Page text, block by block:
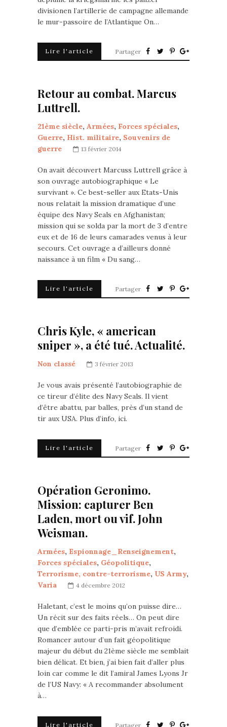
divisionen l’artillerie de campagne allemande
le mur-passoire de l’Atlantique On…
Lire l'article Partager
Retour au combat. Marcus
Luttrell.
21ème siècle, Armées, Forces spéciales,
Guerre, Hist. militaire, Souvenirs de
guerre
13 février 2014
On avait découvert Marcuss Luttrell grâce à
son ouvrage autobiographique « Le
survivant ». Ce best-seller aux Etats-Unis
nous relatait la mission dramatique d’une
équipe des Navy Seals en Afghanistan;
mission qui se solda par la mort de 3 d’entre
eux et de 16 de leurs camarades venus à leur
secours. Cet ouvrage a d’ailleurs donné
naissance à un film « Du sang…
Lire l'article Partager
Chris Kyle, « american
sniper », a été tué. Actualité.
Non classé 3 février 2013
Je vous avais présenté l’autobiographie de
ce tireur d’élite des Navy Seals. Il vient
d’être abattu, par balles, près d’un stand de
tir aux USA. Plus d’info, ici.
Lire l'article Partager
Opération Geronimo.
Mission: capturer Ben
Laden, mort ou vif. John
Weisman.
Armées, Espionnage_Renseignement,
Forces spéciales, Géopolitique,
Terrorisme, contre-terrorisme, US Army,
Varia
4 décembre 2012
Haletant, c’est le moins qu’on puisse dire…
Un récit sur des faits réels… On peut dire
que d’emblée ce parti-pris m’avait refroidi.
Romancer autour d’un fait géopolitique
majeur du début du 21ème siècle me semblait
bien délicat. Et bien, j’ai bien fait d’aller plus
loin car comme le dit l’amiral James Lyons Jr
de l’US Navy: « A recommander absolument
à…
Lire l'article Partager